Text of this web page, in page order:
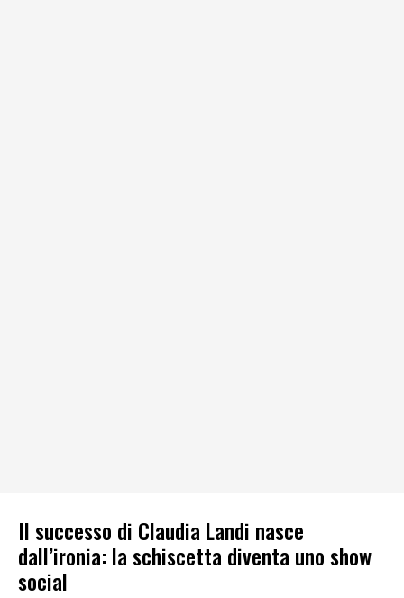
Il successo di Claudia Landi nasce
dall’ironia: la schiscetta diventa uno show
social